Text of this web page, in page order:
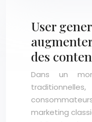
User
des
Dans un
marketing